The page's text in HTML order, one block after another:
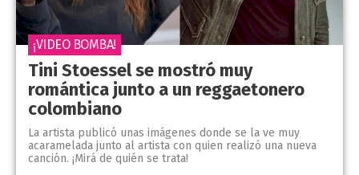
Tini Stoessel se mostró muy
romántica junto a un reggaetonero
colombiano
La artista publicó unas imágenes donde se la ve muy
acaramelada junto al artista con quien realizó una nueva
canción. ¡Mirá de quién se trata!
¡VIDEO BOMBA!